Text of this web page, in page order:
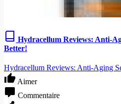
Hydracellum Reviews: Anti-
Better!
Hydracellum Reviews: Anti-Aging
Aimer
Commentaire